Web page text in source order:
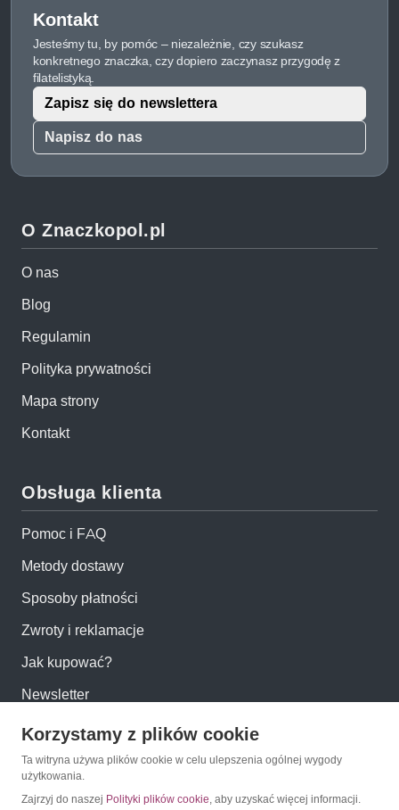
Kontakt
Jesteśmy tu, by pomóc – niezależnie, czy szukasz
konkretnego znaczka, czy dopiero zaczynasz przygodę z
filatelistyką.
Napisz do nas
Zapisz się do newslettera
O Znaczkopol.pl
O nas
Blog
Regulamin
Polityka prywatności
Mapa strony
Kontakt
Obsługa klienta
Pomoc i FAQ
Metody dostawy
Sposoby płatności
Zwroty i reklamacje
Jak kupować?
Newsletter
Konto
Moje konto
Korzystamy z plików cookie
Ta witryna używa plików cookie w celu ulepszenia ogólnej wygody
użytkowania.
Zajrzyj do naszej Polityki plików cookie, aby uzyskać więcej informacji.